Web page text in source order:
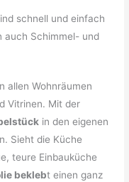
schnell und einfach
auch Schimmel- und
allen Wohnräumen
Vitrinen. Mit der
in den eigenen
Sieht die Küche
teure Einbauküche
beklebt einen ganz